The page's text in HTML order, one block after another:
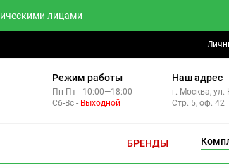
лицами
Режим работы
Пн-Пт - 10:00—18:00
Сб-Вс - Выходной
Наш адрес
г. Москва, ул.
Стр. 5, оф. 42
БРЕНДЫ